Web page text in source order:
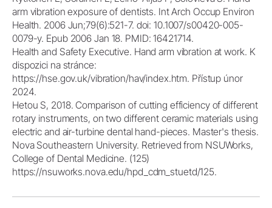
arm vibration exposure of dentists. Int Arch Occup Environ
Health. 2006 Jun;79(6):521-7. doi: 10.1007/s00420-005-
0079-y. Epub 2006 Jan 18. PMID: 16421714.
Health and Safety Executive. Hand arm vibration at work. K
dispozici na stránce:
https://hse.gov.uk/vibration/hav/index.htm. Přístup únor
2024.
Hetou S, 2018. Comparison of cutting efficiency of different
rotary instruments, on two different ceramic materials using
electric and air-turbine dental hand-pieces. Master's thesis.
Nova Southeastern University. Retrieved from NSUWorks,
College of Dental Medicine. (125)
https://nsuworks.nova.edu/hpd_cdm_stuetd/125.